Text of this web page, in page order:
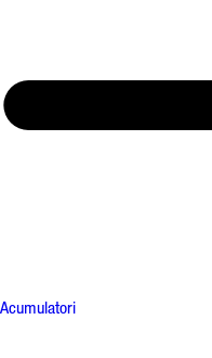
Acumulatori